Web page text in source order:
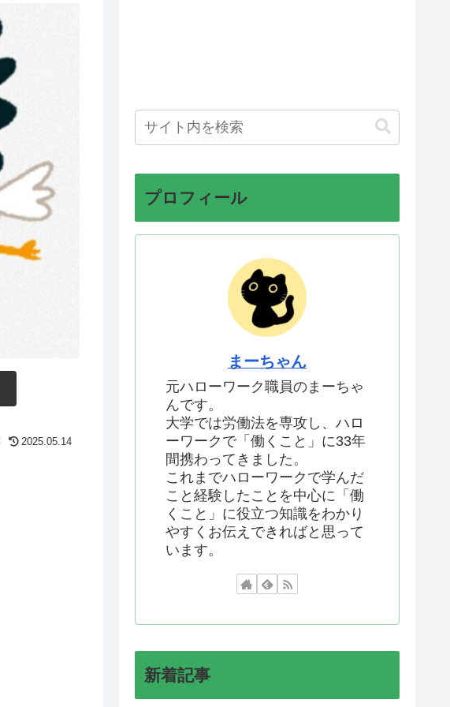
2025.05.14
プロフィール
まーちゃん
元ハローワーク職員のまーちゃ
んです。
大学では労働法を専攻し、ハロ
ーワークで「働くこと」に33年
間携わってきました。
これまでハローワークで学んだ
こと経験したことを中心に「働
くこと」に役立つ知識をわかり
やすくお伝えできればと思って
います。
新着記事